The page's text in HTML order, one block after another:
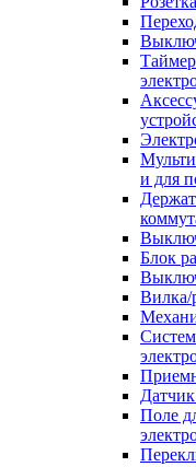
и для
Блок
Вилка/
Поле